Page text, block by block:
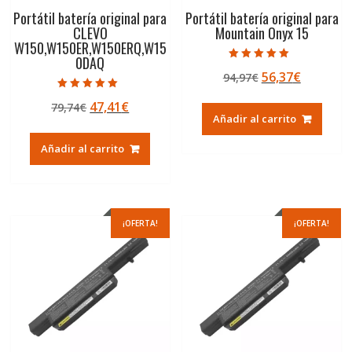
Portátil batería original para
CLEVO
W150,W150ER,W150ERQ,W15
0DAQ
5.00
de 5
79,74€ El
original
era:
47,41€El
actual
es:
Añadir al carrito
Portátil batería original para
Mountain Onyx 15
5.00
de 5
94,97€ El
original
era:
56,37€El
actual
es:
Añadir al carrito
¡OFERTA! ¡OFERTA!